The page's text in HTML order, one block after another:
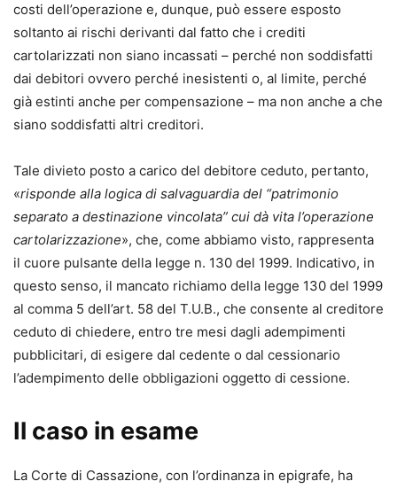
costi dell’operazione e, dunque, può essere esposto
soltanto ai rischi derivanti dal fatto che i crediti
cartolarizzati non siano incassati – perché non soddisfatti
dai debitori ovvero perché inesistenti o, al limite, perché
già estinti anche per compensazione – ma non anche a che
siano soddisfatti altri creditori.
Tale divieto posto a carico del debitore ceduto, pertanto,
«risponde alla logica di salvaguardia del “patrimonio
separato a destinazione vincolata” cui dà vita l’operazione
cartolarizzazione», che, come abbiamo visto, rappresenta
il cuore pulsante della legge n. 130 del 1999. Indicativo, in
questo senso, il mancato richiamo della legge 130 del 1999
al comma 5 dell’art. 58 del T.U.B., che consente al creditore
ceduto di chiedere, entro tre mesi dagli adempimenti
pubblicitari, di esigere dal cedente o dal cessionario
l’adempimento delle obbligazioni oggetto di cessione.
Il caso in esame
La Corte di Cassazione, con l’ordinanza in epigrafe, ha